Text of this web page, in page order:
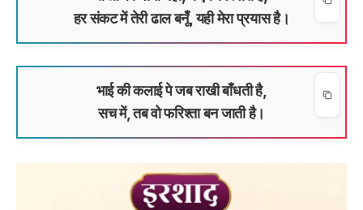
हर संकट में तेरी ढाल बनूँ, यही मेरा प्रयास है।
भाई की कलाई पे जब राखी बाँधती है,
सच में, तब वो फरिश्ता बन जाती है।